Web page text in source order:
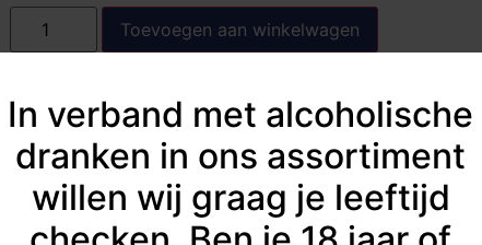
In verband met alcoholische
dranken in ons assortiment
willen wij graag je leeftijd
Toevoegen aan winkelwagen